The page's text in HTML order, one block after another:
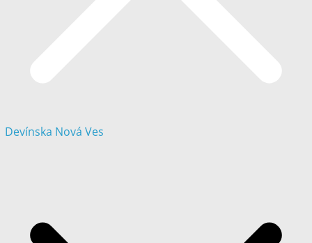
Devínska Nová Ves